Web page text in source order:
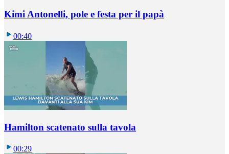
Kimi Antonelli, pole e festa per il papà
00:40
Hamilton scatenato sulla tavola
00:29